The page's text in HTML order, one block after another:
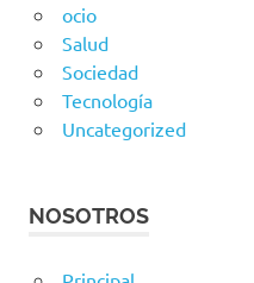
ocio
Salud
Sociedad
Tecnología
Uncategorized
NOSOTROS